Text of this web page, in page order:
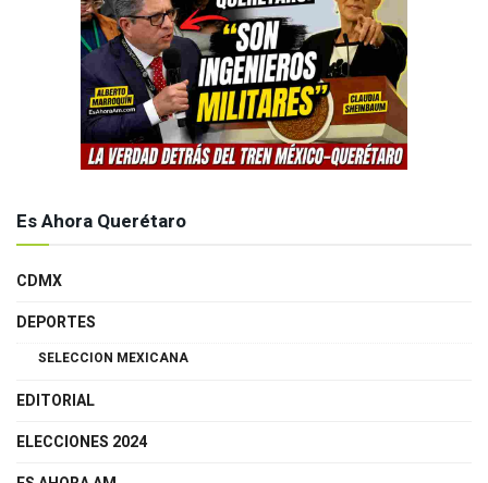
Es Ahora Querétaro
CDMX
DEPORTES
SELECCION MEXICANA
EDITORIAL
ELECCIONES 2024